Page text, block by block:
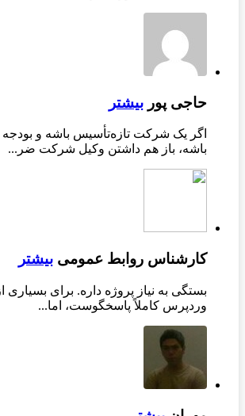
حاجی پور بیشتر
اگر یک شرکت تازه‌تأسیس باشه و
باشه، باز هم داشتن وکیل شرکت ضر...
کارشناس روابط عمومی بیشتر
بستگی به نیاز پروژه داره. برای
وردپرس کاملاً پاسخگوست، اما...